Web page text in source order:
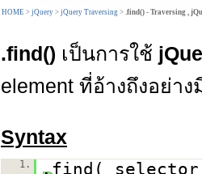
HOME > jQuery > jQuery Traversing > .find() - Traversing ,
.find() เป็นการใช้
element ที่อ้างถึงอย่าง
Syntax
1. .find(